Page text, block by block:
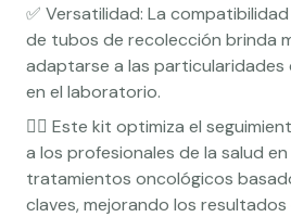
✅ Versatilidad: La
de tubos de recolección brinda
adaptarse a las particularidades
en el laboratorio.
👉🏼 Este kit optimiza el
a los profesionales de la salud
tratamientos oncológicos
claves, mejorando los